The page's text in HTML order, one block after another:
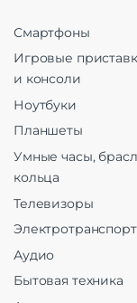
Смартфоны
Игровые
и консоли
Ноутбуки
Планшеты
Умные часы,
кольца
Телевизоры
Электротранспорт
Аудио
Бытовая техника